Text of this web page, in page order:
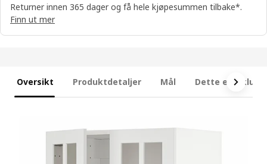
Returner innen 365 dager og få hele kjøpesummen tilbake*.
Finn ut mer
Oversikt Produktdetaljer Mål Dette er